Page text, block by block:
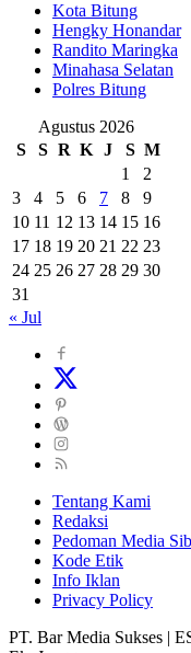
Kota Bitung
Hengky Honandar
Randito Maringka
Minahasa Selatan
Polres Bitung
Agustus 2026
S
S R K J S M
1
2
3
4 5 6 7 8
9
10 11 12 13 14 15 16
17 18 19 20 21 22 23
24 25 26 27 28 29 30
31
« Jul
Tentang Kami
Redaksi
Pedoman Media
Kode Etik
Info Iklan
Privacy Policy
PT. Bar Media Sukses |